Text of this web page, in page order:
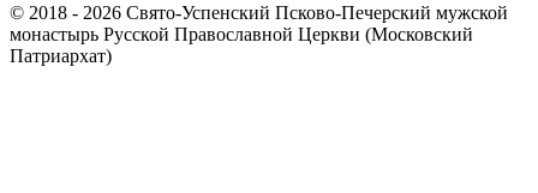
© 2018 - 2026 Свято-Успенский Псково-Печерский мужской
монастырь Русской Православной Церкви (Московский
Патриархат)